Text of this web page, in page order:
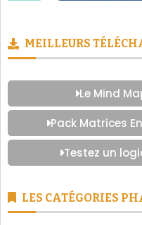
MEILLEURS
Le Mind
Pack Matrices
Testez un
LES CATÉGORIES